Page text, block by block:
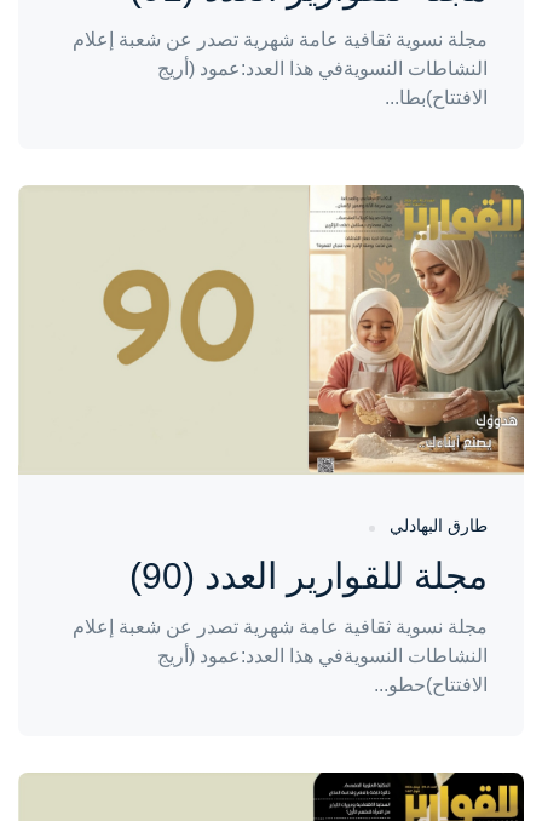
مجلة نسوية ثقافية عامة شهرية تصدر عن شعبة إعلام
النشاطات النسويةفي هذا العدد:عمود (أريج
الافتتاح)بطا...
واحة المرأة
منذ شهرين
طارق البهادلي
مجلة للقوارير العدد (90)
مجلة نسوية ثقافية عامة شهرية تصدر عن شعبة إعلام
النشاطات النسويةفي هذا العدد:عمود (أريج
الافتتاح)حطو...
واحة المرأة